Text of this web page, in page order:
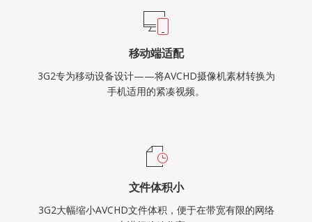
移动端适配
3G2专为移动设备设计——将AVCHD摄像机素材转换为
手机适用的紧凑视频。
文件体积小
3G2大幅缩小AVCHD文件体积，便于在带宽有限的网络